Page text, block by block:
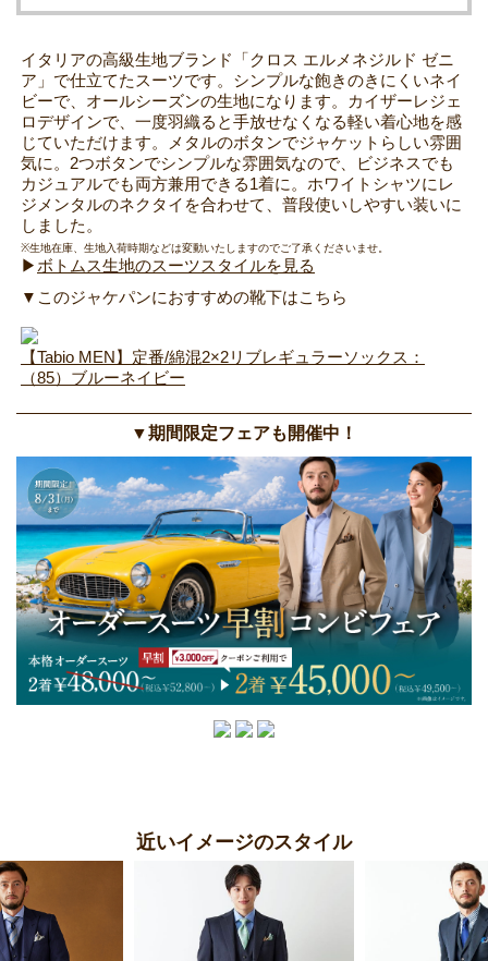
イタリアの高級生地ブランド「クロス エルメネジルド ゼニ
ア」で仕立てたスーツです。シンプルな飽きのきにくいネイ
ビーで、オールシーズンの生地になります。カイザーレジェ
ロデザインで、一度羽織ると手放せなくなる軽い着心地を感
じていただけます。メタルのボタンでジャケットらしい雰囲
気に。2つボタンでシンプルな雰囲気なので、ビジネスでも
カジュアルでも両方兼用できる1着に。ホワイトシャツにレ
ジメンタルのネクタイを合わせて、普段使いしやすい装いに
しました。
※生地在庫、生地入荷時期などは変動いたしますのでご了承くださいませ。
▶ ボトムス生地のスーツスタイルを見る
▼このジャケパンにおすすめの靴下はこちら
【Tabio MEN】定番/綿混2×2リブレギュラーソックス：
（85）ブルーネイビー
▼期間限定フェアも開催中！
近いイメージのスタイル